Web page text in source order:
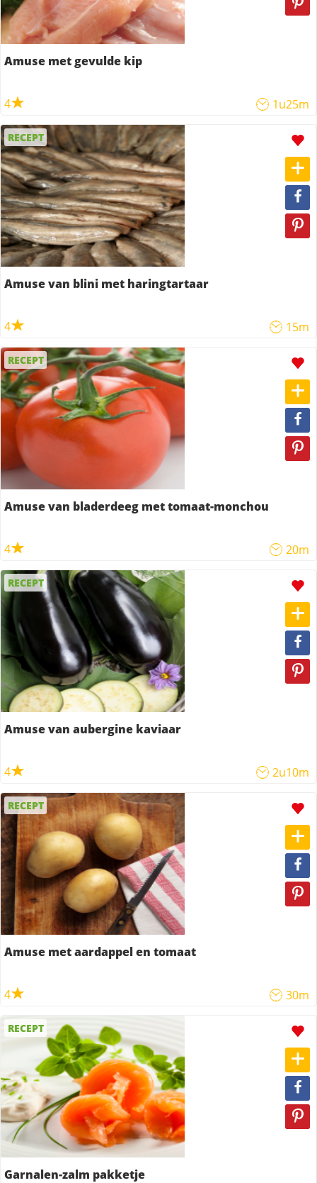
Amuse met gevulde kip
4 1u25m
RECEPT
Amuse van blini met haringtartaar
4 15m
RECEPT
Amuse van bladerdeeg met tomaat-monchou
4 20m
RECEPT
Amuse van aubergine kaviaar
4 2u10m
RECEPT
Amuse met aardappel en tomaat
4 30m
RECEPT
Garnalen-zalm pakketje